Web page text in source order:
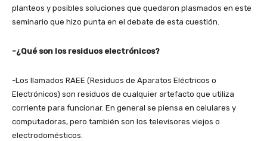
planteos y posibles soluciones que quedaron plasmados en este
seminario que hizo punta en el debate de esta cuestión.
-¿Qué son los residuos electrónicos?
-Los llamados RAEE (Residuos de Aparatos Eléctricos o
Electrónicos) son residuos de cualquier artefacto que utiliza
corriente para funcionar. En general se piensa en celulares y
computadoras, pero también son los televisores viejos o
electrodomésticos.